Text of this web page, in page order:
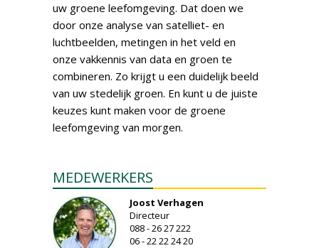
uw groene leefomgeving. Dat doen we
door onze analyse van satelliet- en
luchtbeelden, metingen in het veld en
onze vakkennis van data en groen te
combineren. Zo krijgt u een duidelijk beeld
van uw stedelijk groen. En kunt u de juiste
keuzes kunt maken voor de groene
leefomgeving van morgen.
MEDEWERKERS
Joost Verhagen
Directeur
088 - 26 27 222
06 - 22 22 24 20